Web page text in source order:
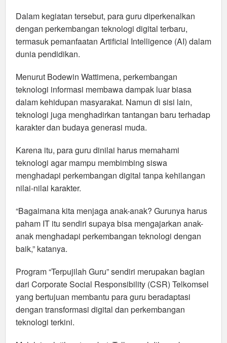
Dalam kegiatan tersebut, para guru diperkenalkan
dengan perkembangan teknologi digital terbaru,
termasuk pemanfaatan Artificial Intelligence (AI) dalam
dunia pendidikan.
Menurut Bodewin Wattimena, perkembangan
teknologi informasi membawa dampak luar biasa
dalam kehidupan masyarakat. Namun di sisi lain,
teknologi juga menghadirkan tantangan baru terhadap
karakter dan budaya generasi muda.
Karena itu, para guru dinilai harus memahami
teknologi agar mampu membimbing siswa
menghadapi perkembangan digital tanpa kehilangan
nilai-nilai karakter.
“Bagaimana kita menjaga anak-anak? Gurunya harus
paham IT itu sendiri supaya bisa mengajarkan anak-
anak menghadapi perkembangan teknologi dengan
baik,” katanya.
Program “Terpujilah Guru” sendiri merupakan bagian
dari Corporate Social Responsibility (CSR) Telkomsel
yang bertujuan membantu para guru beradaptasi
dengan transformasi digital dan perkembangan
teknologi terkini.